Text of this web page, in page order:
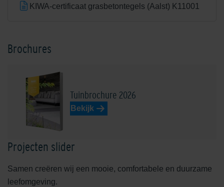
KIWA-certificaat grasbetontegels (Aalst) K11001
Brochures
Tuinbrochure 2026
Bekijk
Projecten slider
Samen creëren wij een mooie, comfortabele en duurzame
leefomgeving.